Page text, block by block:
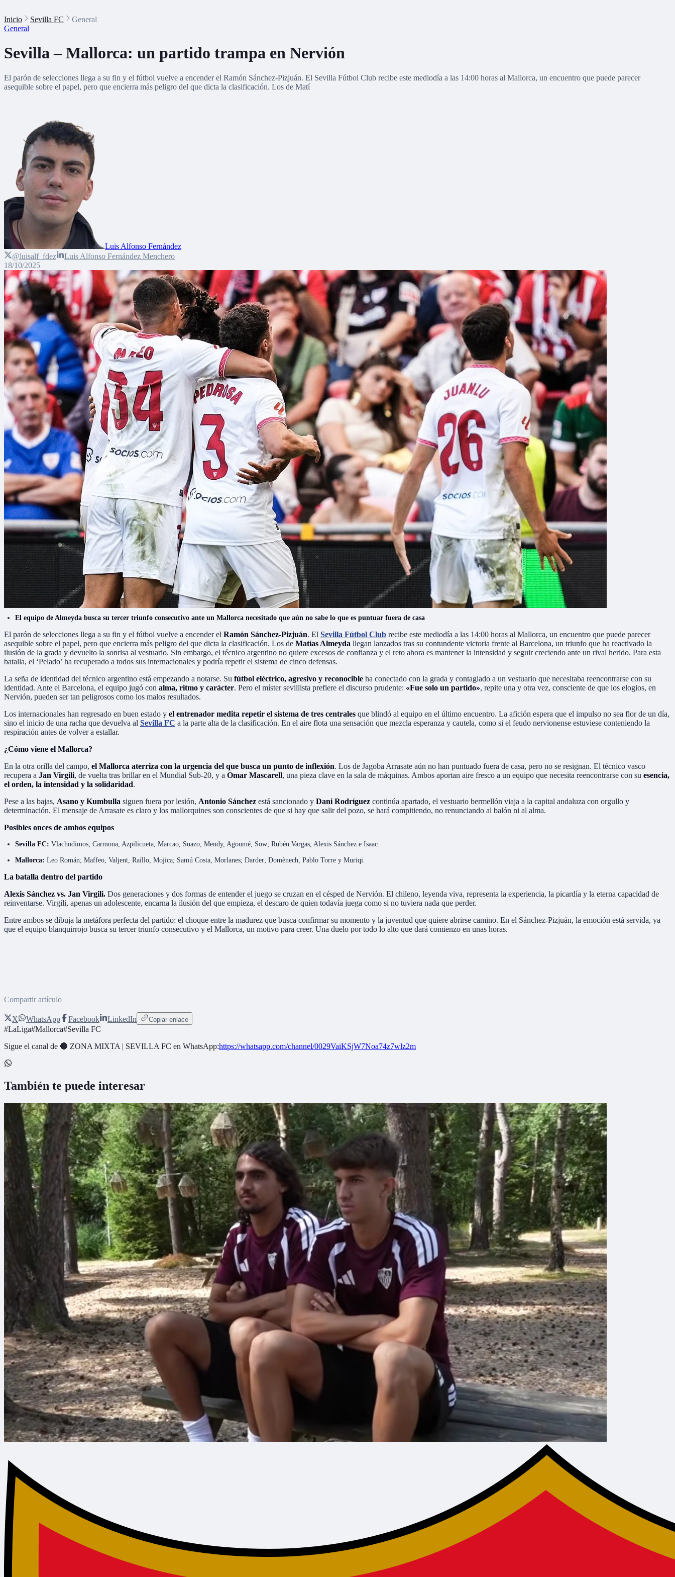
Inicio Sevilla FC
General
General
Sevilla – Mallorca: un partido trampa en Nervión
El parón de selecciones llega a su fin y el fútbol vuelve a encender el Ramón Sánchez-Pizjuán. El Sevilla Fútbol Club recibe este mediodía a las 14:00 horas al Mallorca, un encuentro que puede parecer
asequible sobre el papel, pero que encierra más peligro del que dicta la clasificación. Los de Matí
Luis Alfonso Fernández
@luisalf_fdez
Luis Alfonso Fernández Menchero
18/10/2025
El equipo de Almeyda busca su tercer triunfo consecutivo ante un Mallorca necesitado que aún no sabe lo que es puntuar fuera de casa
El parón de selecciones llega a su fin y el fútbol vuelve a encender el Ramón Sánchez-Pizjuán. El Sevilla Fútbol Club recibe este mediodía a las 14:00 horas al Mallorca, un encuentro que puede parecer
asequible sobre el papel, pero que encierra más peligro del que dicta la clasificación. Los de Matías Almeyda llegan lanzados tras su contundente victoria frente al Barcelona, un triunfo que ha reactivado la
ilusión de la grada y devuelto la sonrisa al vestuario. Sin embargo, el técnico argentino no quiere excesos de confianza y el reto ahora es mantener la intensidad y seguir creciendo ante un rival herido. Para esta
batalla, el ‘Pelado’ ha recuperado a todos sus internacionales y podría repetir el sistema de cinco defensas.
La seña de identidad del técnico argentino está empezando a notarse. Su fútbol eléctrico, agresivo y reconocible ha conectado con la grada y contagiado a un vestuario que necesitaba reencontrarse con su
identidad. Ante el Barcelona, el equipo jugó con alma, ritmo y carácter. Pero el míster sevillista prefiere el discurso prudente: «Fue solo un partido», repite una y otra vez, consciente de que los elogios, en
Nervión, pueden ser tan peligrosos como los malos resultados.
Los internacionales han regresado en buen estado y el entrenador medita repetir el sistema de tres centrales que blindó al equipo en el último encuentro. La afición espera que el impulso no sea flor de un día,
sino el inicio de una racha que devuelva al Sevilla FC a la parte alta de la clasificación. En el aire flota una sensación que mezcla esperanza y cautela, como si el feudo nervionense estuviese conteniendo la
respiración antes de volver a estallar.
¿Cómo viene el Mallorca?
En la otra orilla del campo, el Mallorca aterriza con la urgencia del que busca un punto de inflexión. Los de Jagoba Arrasate aún no han puntuado fuera de casa, pero no se resignan. El técnico vasco
recupera a Jan Virgili, de vuelta tras brillar en el Mundial Sub-20, y a Omar Mascarell, una pieza clave en la sala de máquinas. Ambos aportan aire fresco a un equipo que necesita reencontrarse con su esencia,
el orden, la intensidad y la solidaridad.
Pese a las bajas, Asano y Kumbulla siguen fuera por lesión, Antonio Sánchez está sancionado y Dani Rodríguez continúa apartado, el vestuario bermellón viaja a la capital andaluza con orgullo y
determinación. El mensaje de Arrasate es claro y los mallorquines son conscientes de que si hay que salir del pozo, se hará compitiendo, no renunciando al balón ni al alma.
Posibles onces de ambos equipos
Sevilla FC:Vlachodimos; Carmona, Azpilicueta, Marcao, Suazo; Mendy, Agoumé, Sow; Rubén Vargas, Alexis Sánchez e Isaac.
Mallorca: Leo Román; Maffeo, Valjent, Raíllo, Mojica; Samú Costa, Morlanes; Darder; Domènech, Pablo Torre y Muriqi.
La batalla dentro del partido
Alexis Sánchez vs. Jan Virgili. Dos generaciones y dos formas de entender el juego se cruzan en el césped de Nervión. El chileno, leyenda viva, representa la experiencia, la picardía y la eterna capacidad de
reinventarse. Virgili, apenas un adolescente, encarna la ilusión del que empieza, el descaro de quien todavía juega como si no tuviera nada que perder.
Entre ambos se dibuja la metáfora perfecta del partido: el choque entre la madurez que busca confirmar su momento y la juventud que quiere abrirse camino. En el Sánchez-Pizjuán, la emoción está servida, ya
que el equipo blanquirrojo busca su tercer triunfo consecutivo y el Mallorca, un motivo para creer. Una duelo por todo lo alto que dará comienzo en unas horas.
Compartir artículo
X WhatsApp Facebook LinkedIn Copiar enlace
#LaLiga#Mallorca#Sevilla FC
Sigue el canal de 🔴 ZONA MIXTA | SEVILLA FC en WhatsApp:https://whatsapp.com/channel/0029VaiKSjW7Noa74z7wlz2m
También te puede interesar